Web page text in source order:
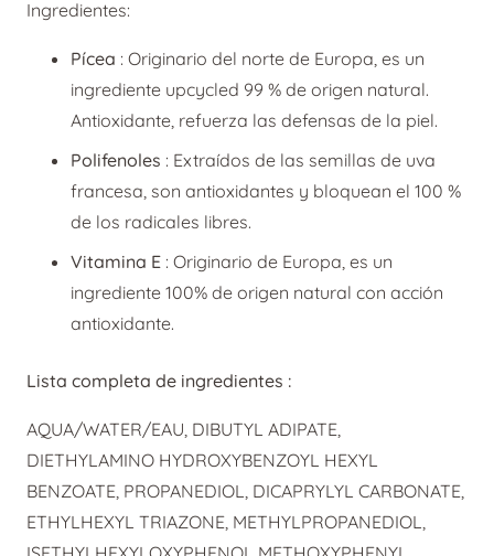
Ingredientes:
Pícea : Originario del norte de Europa, es un
ingrediente upcycled 99 % de origen natural.
Antioxidante, refuerza las defensas de la piel.
Polifenoles : Extraídos de las semillas de uva
francesa, son antioxidantes y bloquean el 100 %
de los radicales libres.
Vitamina E : Originario de Europa, es un
ingrediente 100% de origen natural con acción
antioxidante.
Lista completa de ingredientes :
AQUA/WATER/EAU, DIBUTYL ADIPATE,
DIETHYLAMINO HYDROXYBENZOYL HEXYL
BENZOATE, PROPANEDIOL, DICAPRYLYL CARBONATE,
ETHYLHEXYL TRIAZONE, METHYLPROPANEDIOL,